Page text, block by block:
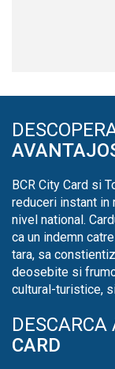
BCR City Card si
reduceri instant in
nivel national.
ca un indemn
tara, sa
deosebite si
cultural-turistice,
DESCARCA
CARD